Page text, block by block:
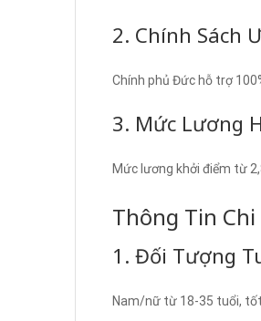
2. Chính Sách
Chính phủ Đức hỗ trợ
3. Mức Lương
Mức lương khởi điểm từ
Thông Tin
1. Đối Tượng
Nam/nữ từ 18-35 tuổi,